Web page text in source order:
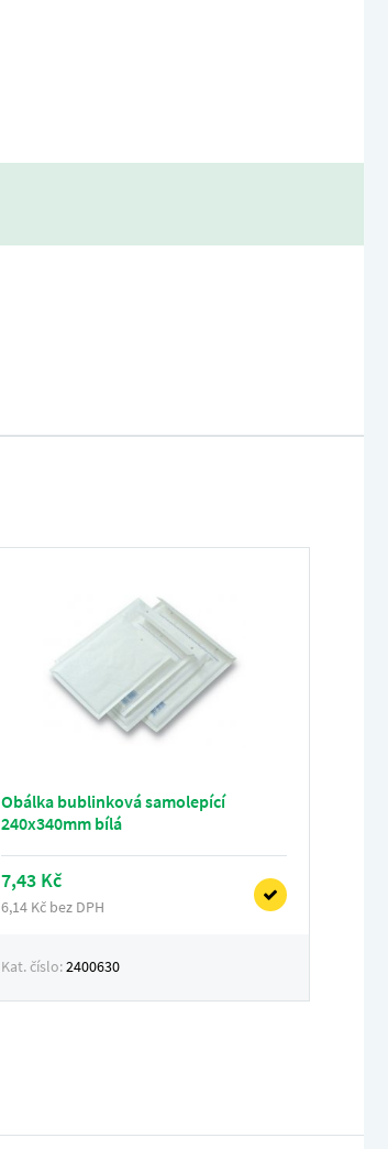
Obálka bublinková samolepící
240x340mm bílá
7,43 Kč
6,14 Kč bez DPH
Kat. číslo:2400630